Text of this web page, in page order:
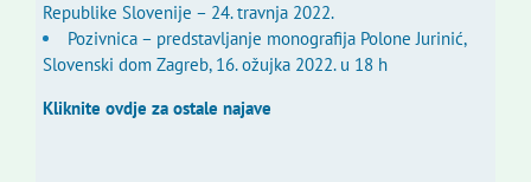
Republike Slovenije – 24. travnja 2022.
Pozivnica – predstavljanje monografija Polone Jurinić,
Slovenski dom Zagreb, 16. ožujka 2022. u 18 h
Kliknite ovdje za ostale najave